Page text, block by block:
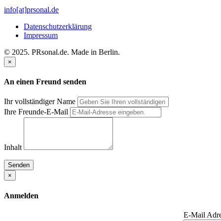
info[at]prsonal.de
Datenschutzerklärung
Impressum
© 2025. PRsonal.de. Made in Berlin.
×
An einen Freund senden
Ihr vollständiger Name
Ihre Freunde-E-Mail
Inhalt
Senden
×
Anmelden
E-Mail